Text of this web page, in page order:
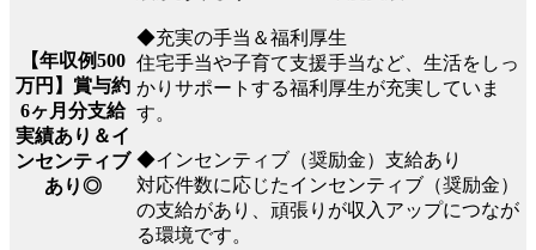
【年収例500
万円】賞与約
6ヶ月分支給
実績あり＆イ
ンセンティブ
あり◎
◆充実の手当＆福利厚生
住宅手当や子育て支援手当など、生活をしっ
かりサポートする福利厚生が充実していま
す。
◆インセンティブ（奨励金）支給あり
対応件数に応じたインセンティブ（奨励金）
の支給があり、頑張りが収入アップにつなが
る環境です。